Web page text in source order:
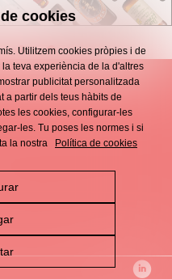
cookies
Utilitzem cookies pròpies i de
teva experiència de la d'altres
publicitat personalitzada
a partir dels teus hàbits de
les cookies, configurar-les
les. Tu poses les normes i si
la nostra
Política de cookies